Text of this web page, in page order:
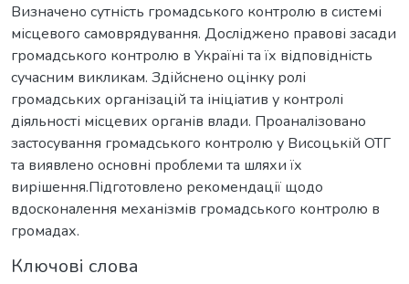
Визначено сутність громадського контролю в системі
місцевого самоврядування. Досліджено правові засади
громадського контролю в Україні та їх відповідність
сучасним викликам. Здійснено оцінку ролі
громадських організацій та ініціатив у контролі
діяльності місцевих органів влади. Проаналізовано
застосування громадського контролю у Висоцькій ОТГ
та виявлено основні проблеми та шляхи їх
вирішення.Підготовлено рекомендації щодо
вдосконалення механізмів громадського контролю в
громадах.
Ключові слова